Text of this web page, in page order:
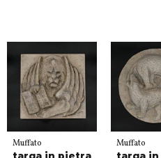
Muffato
Muffato